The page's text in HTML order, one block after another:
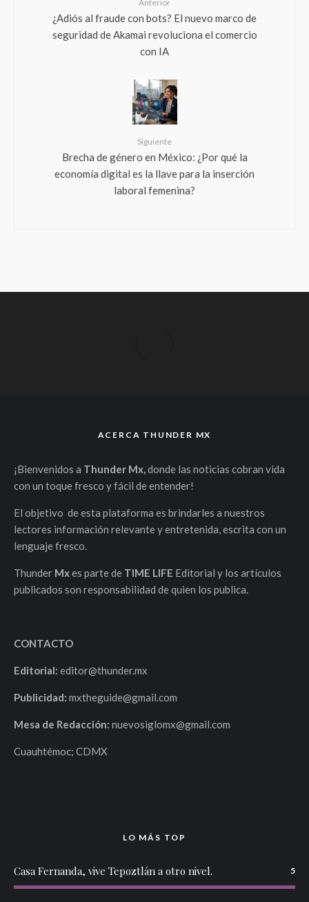
Anterior
¿Adiós al fraude con bots? El nuevo marco de
seguridad de Akamai revoluciona el comercio
con IA
Siguiente
Brecha de género en México: ¿Por qué la
economía digital es la llave para la inserción
laboral femenina?
ACERCA THUNDER MX
¡Bienvenidos a Thunder Mx,donde las noticias cobran vida
con un toque fresco y fácil de entender!
El objetivo de esta plataforma es brindarles a nuestros
lectores información relevante y entretenida, escrita con un
lenguaje fresco.
Thunder Mxes parte de TIME LIFE Editorial y los artículos
publicados son responsabilidad de quien los publica.
CONTACTO
Editorial: editor@thunder.mx
Publicidad: mxtheguide@gmail.com
Mesa de Redacción: nuevosiglomx@gmail.com
Cuauhtémoc; CDMX
LO MÁS TOP
Casa Fernanda, vive Tepoztlán a otro nivel. 5